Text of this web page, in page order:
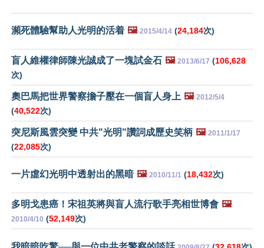
瀕死體驗幫助人光明的活着 🖼️ 2015/4/14 (24,184次)
盲人維權律師陳光誠成了一塊試金石 🖼️ 2013/6/17 (106,628
次)
奧巴馬把世界警察擔子壓在一個盲人身上 🖼️ 2012/5/4
(40,522次)
突尼斯風雲突變 中共"光明"讚詞成歷史笑柄 🖼️ 2011/1/17
(22,085次)
一片虛幻光明中透射出的黑暗 🖼️ 2010/11/1 (18,432次)
多明戈患癌！宋祖英將與盲人流行歌手亮相世博會 🖼️
2010/4/10 (52,149次)